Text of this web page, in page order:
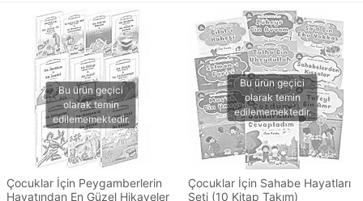
Çocuklar İçin Peygamberlerin
Hayatından En Güzel Hikayeler
Çocuklar İçin Sahabe Hayatları
Seti (10 Kitap Takım)